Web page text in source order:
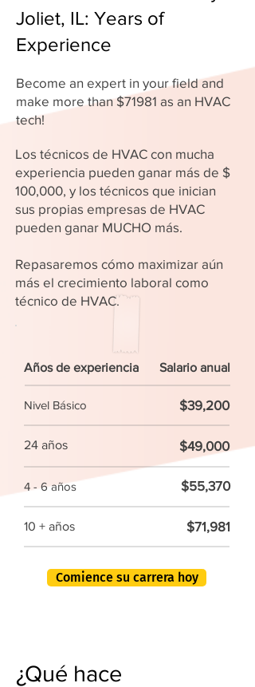
Joliet, IL: Years of
Experience
Become an expert in your field and
make more than $71981 as an HVAC
tech!
Los técnicos de HVAC con mucha
experiencia pueden ganar más de $
100,000, y los técnicos que inician
sus propias empresas de HVAC
pueden ganar MUCHO más.
Repasaremos cómo maximizar aún
más el crecimiento laboral como
técnico de HVAC.
Años de experiencia Salario anual
Nivel Básico $39,200
24 años $49,000
4 - 6 años $55,370
10 + años $71,981
Comience su carrera hoy
¿Qué hace